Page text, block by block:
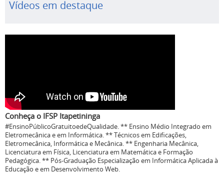
Vídeos em destaque
Conheça o IFSP Itapetininga
#EnsinoPúblicoGratuitoedeQualidade. ** Ensino Médio Integrado em
Eletromecânica e em Informática. ** Técnicos em Edificações,
Eletromecânica, Informática e Mecânica. ** Engenharia Mecânica,
Licenciatura em Física, Licenciatura em Matemática e Formação
Pedagógica. ** Pós-Graduação Especialização em Informática Aplicada à
Educação e em Desenvolvimento Web.